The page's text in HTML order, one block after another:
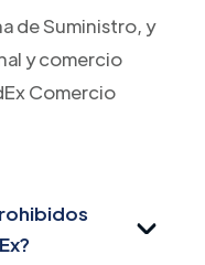
de Suministro, y
y comercio
Comercio